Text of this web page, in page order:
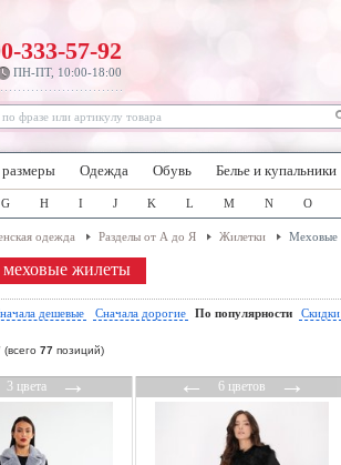
333-57-92
ПН-ПТ, 10:00-18:00
Одежда Обувь Белье и купальники
G H I J K L M N O
одежда Разделы от А до Я Жилетки Меховые
жилеты
дешевые Сначала дорогие По популярности Скидки
(всего 77 позиций)
3 цвета→ ←6 цветов→